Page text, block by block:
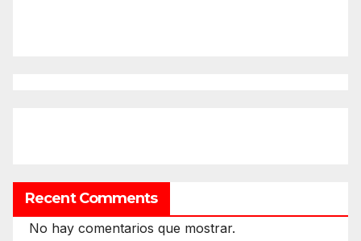
Recent Comments
No hay comentarios que mostrar.